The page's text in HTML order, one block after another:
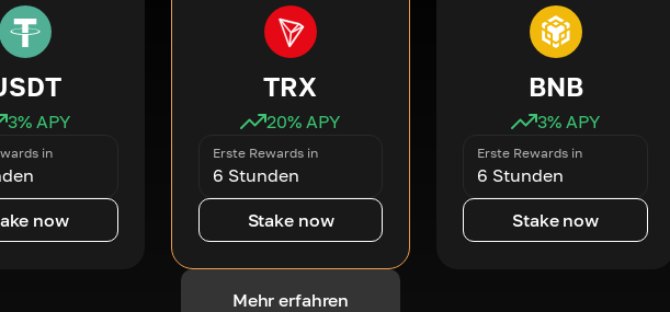
3% APY
in
now
TRX
20% APY
Erste Rewards in
6 Stunden
Stake now
BNB
3% APY
Erste Rewards in
6 Stunden
Stake now
Mehr erfahren